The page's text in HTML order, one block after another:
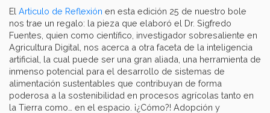
El Articulo de Reflexión en esta edición 25 de nuestro bole
nos trae un regalo: la pieza que elaboró el Dr. Sigfredo
Fuentes, quien como científico, investigador sobresaliente en
Agricultura Digital, nos acerca a otra faceta de la inteligencia
artificial, la cual puede ser una gran aliada, una herramienta de
inmenso potencial para el desarrollo de sistemas de
alimentación sustentables que contribuyan de forma
poderosa a la sostenibilidad en procesos agrícolas tanto en
la Tierra como… en el espacio. ¡¿Cómo?! Adopción y